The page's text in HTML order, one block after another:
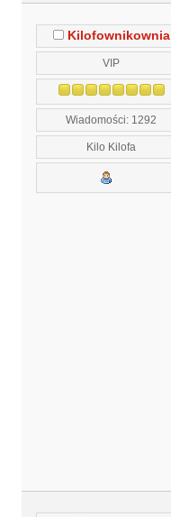
Kilofownikownia
VIP
Wiadomości: 1292
Kilo Kilofa